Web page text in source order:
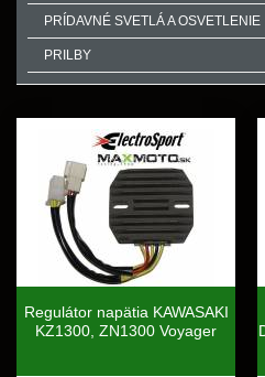
PRÍDAVNÉ SVETLÁ A OSVETLENIE
PRILBY
Regulátor napätia KAWASAKI
KZ1300, ZN1300 Voyager